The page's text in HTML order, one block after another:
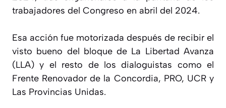
trabajadores del Congreso en abril del 2024.
Esa acción fue motorizada después de recibir el
visto bueno del bloque de La Libertad Avanza
(LLA) y el resto de los dialoguistas como el
Frente Renovador de la Concordia, PRO, UCR y
Las Provincias Unidas.